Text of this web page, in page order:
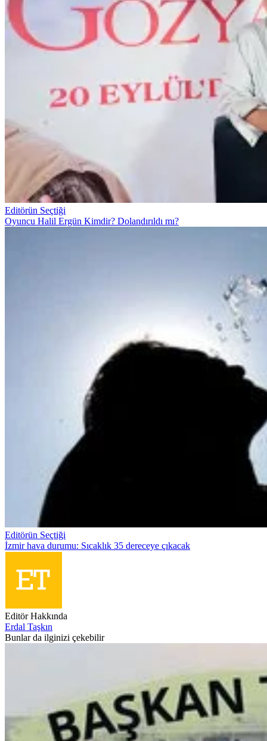
Editörün Seçtiği
Oyuncu Halil Ergün Kimdir? Dolandırıldı mı?
Editörün Seçtiği
İzmir hava durumu: Sıcaklık 35 dereceye çıkacak
Editör Hakkında
Erdal Taşkın
Bunlar da ilginizi çekebilir